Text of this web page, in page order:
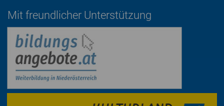
Mit freundlicher Unterstützung